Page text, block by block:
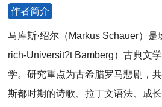
作者简介
马库斯·绍尔（Markus Schauer）是
rich-Universit?t Bamberg）古典文
学。研究重点为古希腊罗马悲剧，
斯都时期的诗歌、拉丁文语法、成